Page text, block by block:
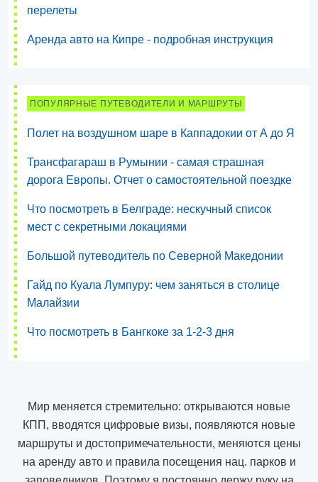
перелеты
Аренда авто на Кипре - подробная инструкция
ПОПУЛЯРНЫЕ ПУТЕВОДИТЕЛИ И МАРШРУТЫ
Полет на воздушном шаре в Каппадокии от А до Я
Трансфагараш в Румынии - самая страшная
дорога Европы. Отчет о самостоятельной поездке
Что посмотреть в Белграде: нескучный список
мест с секретными локациями
Большой путеводитель по Северной Македонии
Гайд по Куала Лумпуру: чем заняться в столице
Малайзии
Что посмотреть в Бангкоке за 1-2-3 дня
Мир меняется стремительно: открываются новые
КПП, вводятся цифровые визы, появляются новые
маршруты и достопримечательности, меняются цены
на аренду авто и правила посещения нац. парков и